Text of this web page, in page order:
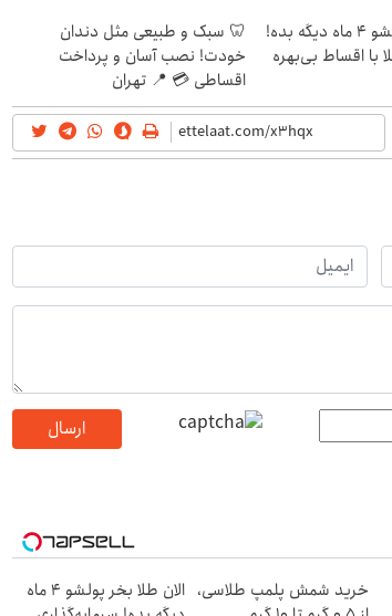
الان طلا بخر پولشو 4 ماه دیگه بده!
با اقساط بی‌بهره
🦷 سبک و طبیعی مثل دندان
خودت! نصب آسان و پرداخت
اقساطی 💳 📍 تهران
ارسال
خرید شمش پلمپ طلاسی،
الان طلا بخر پولشو 4 ماه